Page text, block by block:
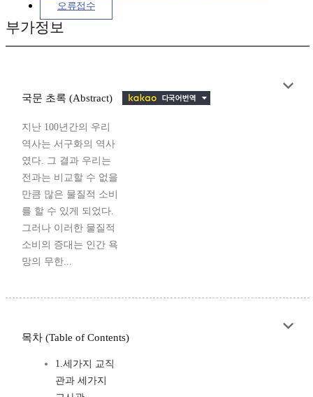
오류접수
부가정보
국문 초록 (Abstract)
지난 100년간의 우리
역사는 서구화의 역사
였다. 그 결과 우리는
전과는 비교할 수 없을
만큼 많은 물질적 소비
를 할 수 있게 되었다.
그러나 이러한 물질적
소비의 증대는 인간 욕
망의 무한...
목차 (Table of Contents)
1.세가지 교직
관과 세가지